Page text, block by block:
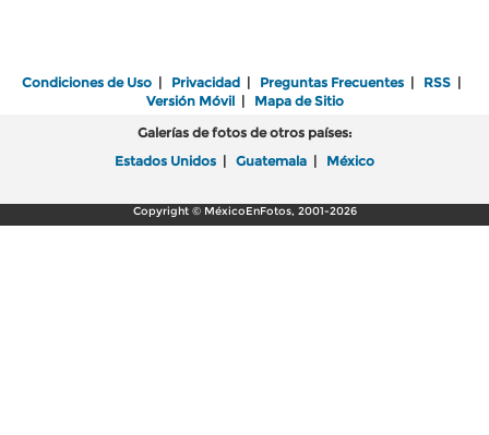
Condiciones de Uso | Privacidad | Preguntas Frecuentes | RSS |
Versión Móvil| Mapa de Sitio
Galerías de fotos de otros países:
Estados Unidos | Guatemala | México
Copyright © MéxicoEnFotos, 2001-2026